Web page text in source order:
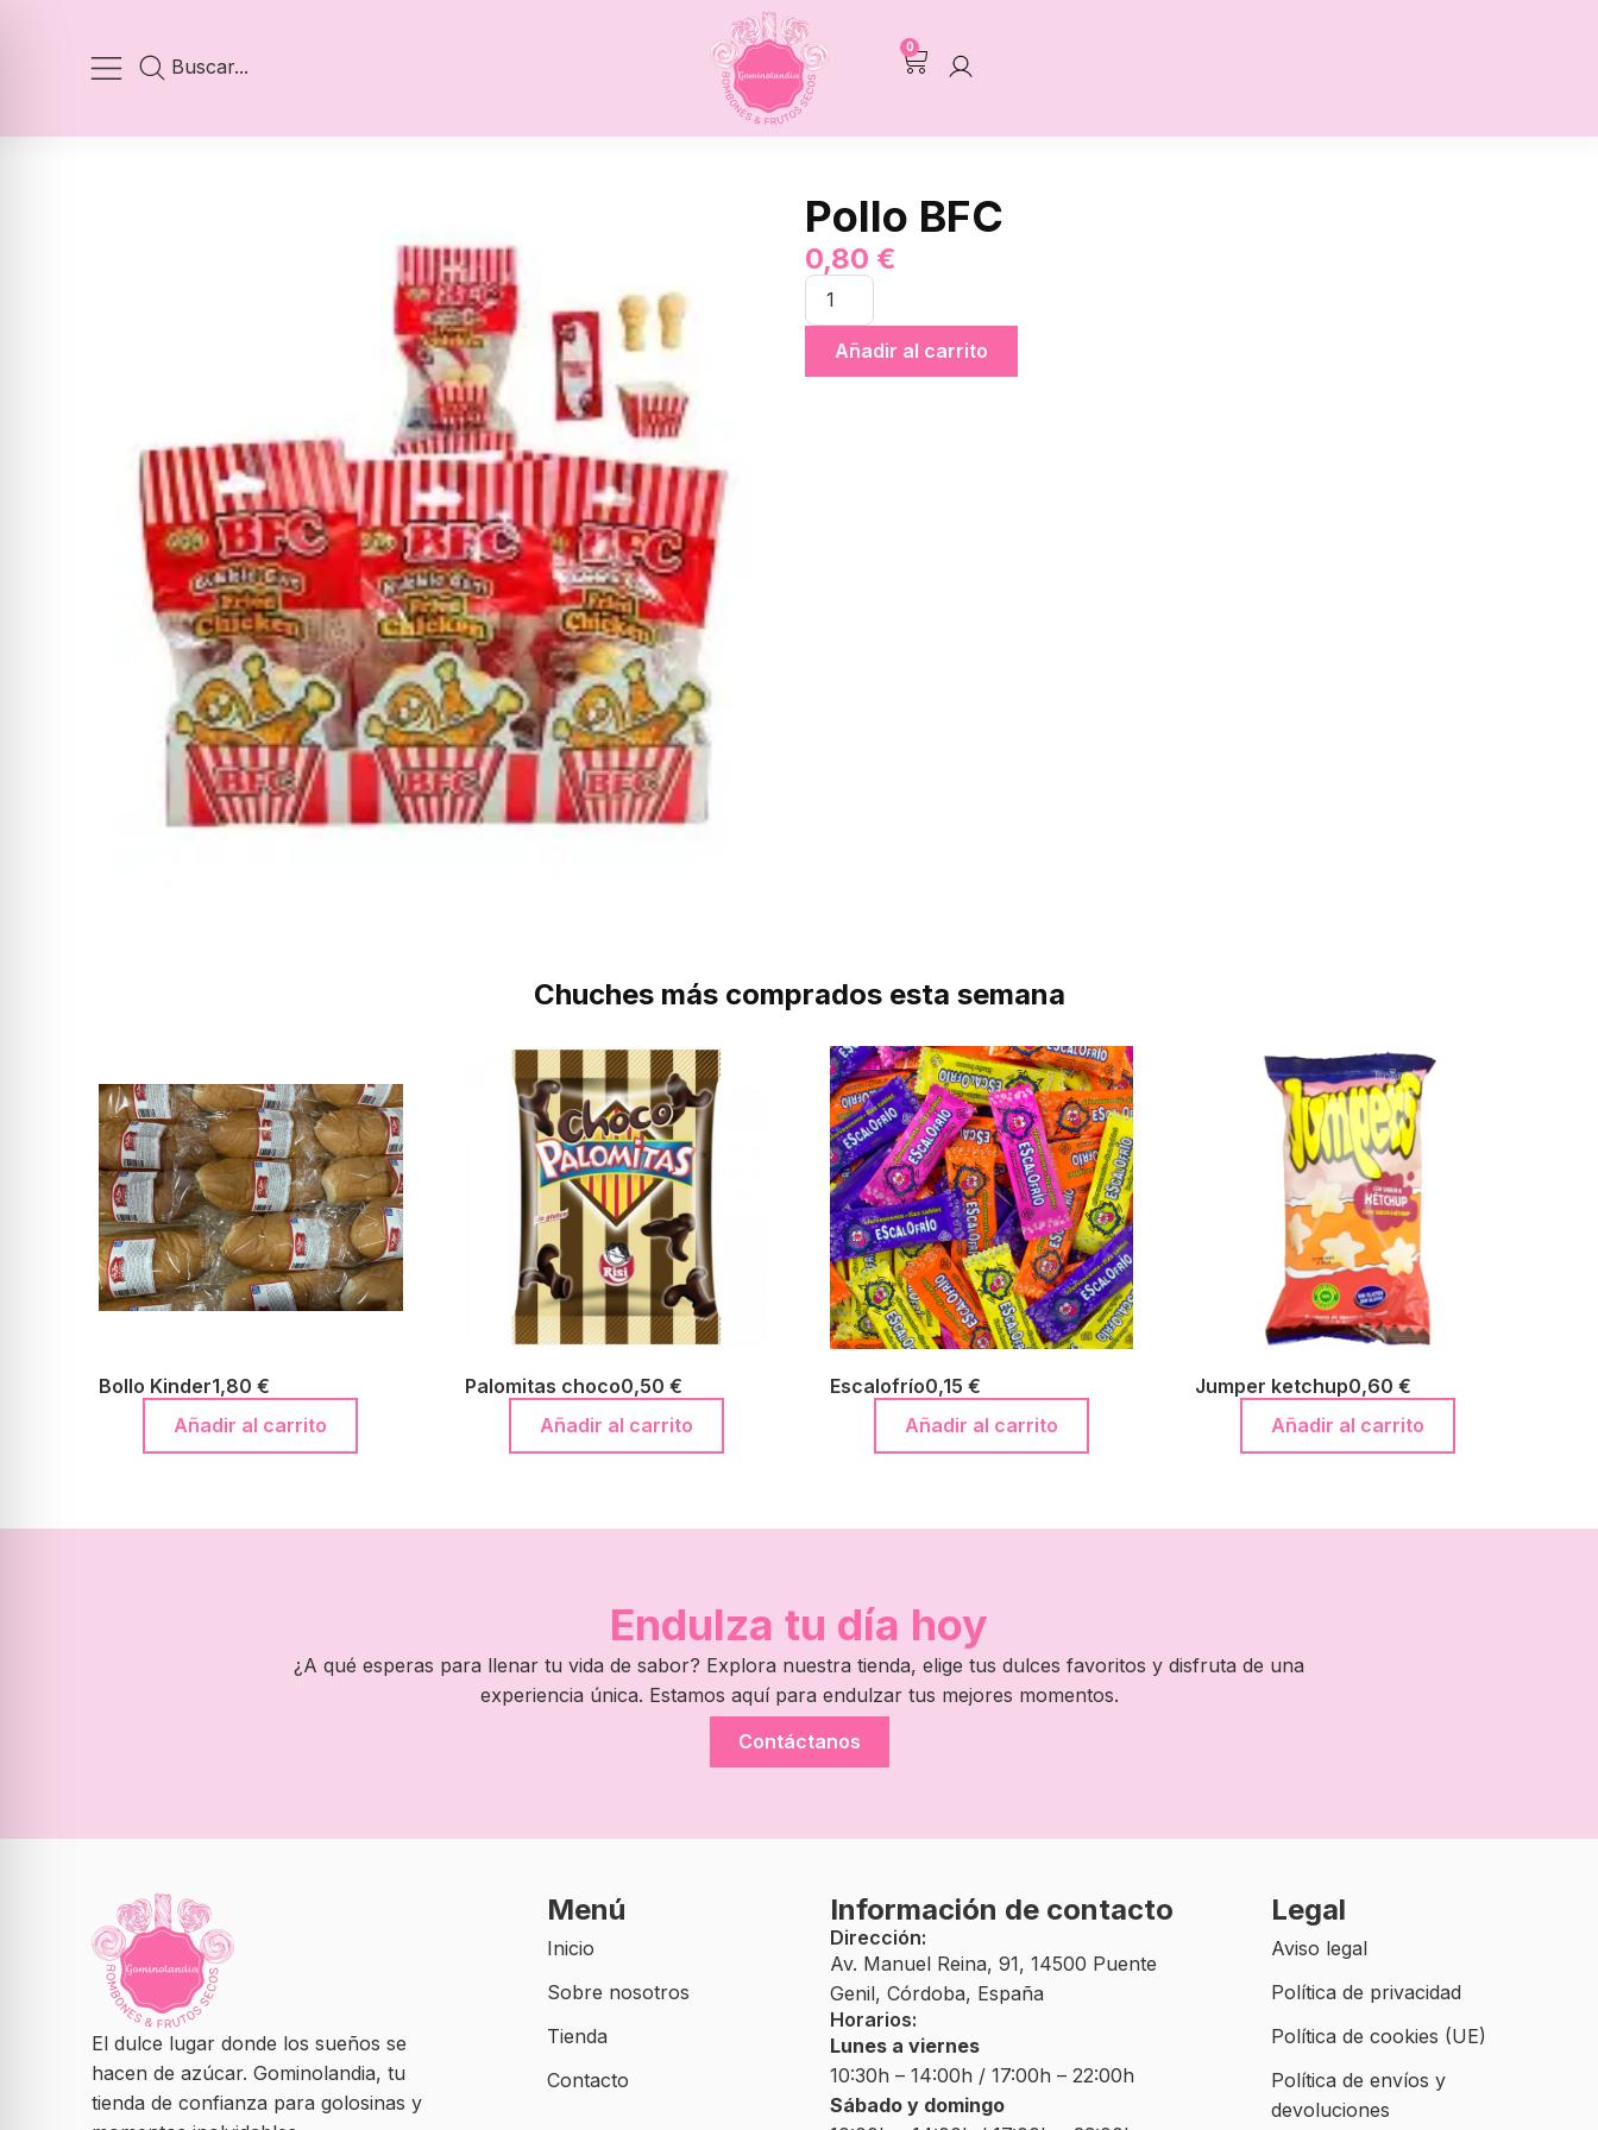
0
Pollo BFC
0,80 €
Añadir al carrito
Chuches más comprados esta semana
Bollo Kinder1,80€
Añadir al carrito
Palomitas choco0,50 €
Añadir al carrito
Escalofrío0,15 €
Añadir al carrito
Jumper ketchup0,60€
Añadir al carrito
Endulza tu día hoy
¿A qué esperas para llenar tu vida de sabor? Explora nuestra tienda, elige tus dulces favoritos y disfruta de una
experiencia única. Estamos aquí para endulzar tus mejores momentos.
Contáctanos
El dulce lugar donde los sueños se
hacen de azúcar. Gominolandia, tu
tienda de confianza para golosinas y
Menú
Inicio
Sobre nosotros
Tienda
Contacto
Información de contacto
Dirección:
Av. Manuel Reina, 91, 14500 Puente
Genil, Córdoba, España
Horarios:
Lunes a viernes
10:30h – 14:00h / 17:00h – 22:00h
Sábado y domingo
Legal
Aviso legal
Política de privacidad
Política de cookies (UE)
Política de envíos y
devoluciones